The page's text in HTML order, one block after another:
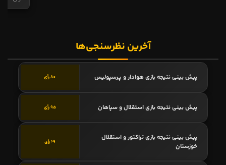
آخرین نظرسنجی‌ها
پیش بینی نتیجه بازی هوادار و پرسپولیس 80 رأی
پیش بینی نتیجه بازی استقلال و سپاهان 95 رأی
پیش بینی نتیجه بازی تراکتور و استقلال
خوزستان
69 رأی